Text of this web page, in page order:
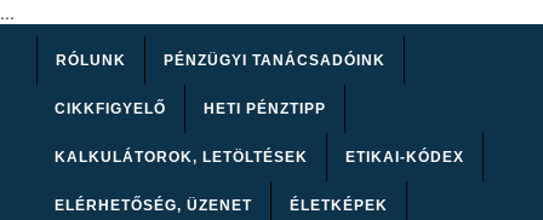
...
RÓLUNK PÉNZÜGYI TANÁCSADÓINK
CIKKFIGYELŐ HETI PÉNZTIPP
KALKULÁTOROK, LETÖLTÉSEK ETIKAI-KÓDEX
ELÉRHETŐSÉG, ÜZENET ÉLETKÉPEK